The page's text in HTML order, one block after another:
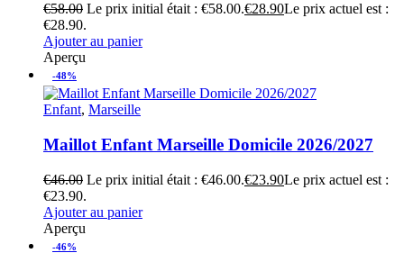
€58.00 Le prix initial était : €58.00.€28.90Le prix actuel est :
€28.90.
Ajouter au panier
Aperçu
-48%
Enfant, Marseille
Maillot Enfant Marseille Domicile 2026/2027
€46.00 Le prix initial était : €46.00.€23.90Le prix actuel est :
€23.90.
Ajouter au panier
Aperçu
-46%